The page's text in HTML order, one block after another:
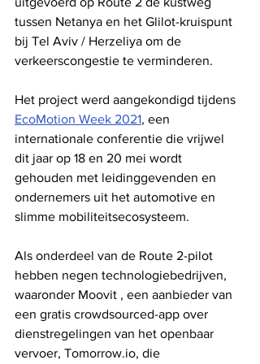
tussen Netanya en het Glilot-kruispunt
bij Tel Aviv / Herzeliya om de
verkeerscongestie te verminderen.
Het project werd aangekondigd tijdens
EcoMotion Week 2021, een
internationale conferentie die vrijwel
dit jaar op 18 en 20 mei wordt
gehouden met leidinggevenden en
ondernemers uit het automotive en
slimme mobiliteitsecosysteem.
Als onderdeel van de Route 2-pilot
hebben negen technologiebedrijven,
waaronder Moovit , een aanbieder van
een gratis crowdsourced-app over
dienstregelingen van het openbaar
vervoer, Tomorrow.io, die